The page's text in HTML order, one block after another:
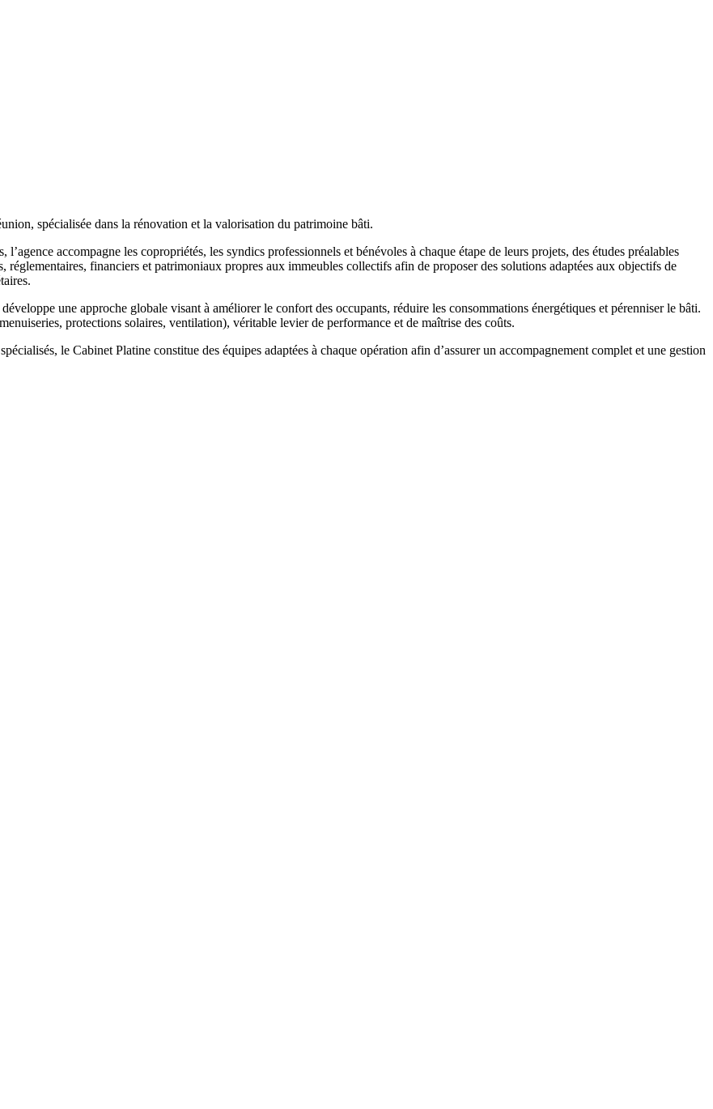
spécialisée dans la rénovation et la valorisation du patrimoine bâti.
accompagne les copropriétés, les syndics professionnels et bénévoles à chaque étape de leurs projets, des études préalables
réglementaires, financiers et patrimoniaux propres aux immeubles collectifs afin de proposer des solutions adaptées aux objectifs de
une approche globale visant à améliorer le confort des occupants, réduire les consommations énergétiques et pérenniser le bâti.
protections solaires, ventilation), véritable levier de performance et de maîtrise des coûts.
le Cabinet Platine constitue des équipes adaptées à chaque opération afin d’assurer un accompagnement complet et une gestion